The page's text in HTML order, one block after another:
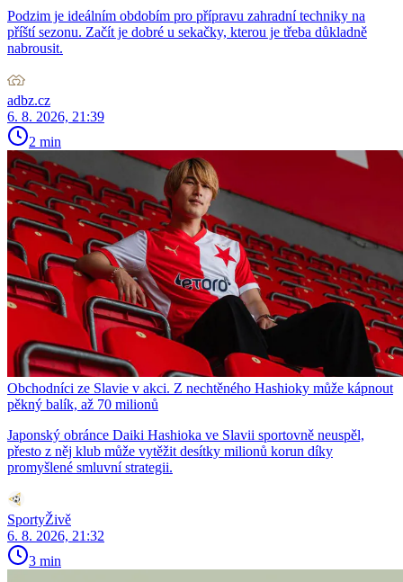
Podzim je ideálním obdobím pro přípravu zahradní techniky na
příští sezonu. Začít je dobré u sekačky, kterou je třeba důkladně
nabrousit.
adbz.cz
6. 8. 2026, 21:39
2 min
Obchodníci ze Slavie v akci. Z nechtěného Hashioky může kápnout
pěkný balík, až 70 milionů
Japonský obránce Daiki Hashioka ve Slavii sportovně neuspěl,
přesto z něj klub může vytěžit desítky milionů korun díky
promyšlené smluvní strategii.
SportyŽivě
6. 8. 2026, 21:32
3 min